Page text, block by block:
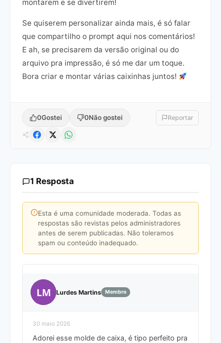
montarem e se divertirem!
Se quiserem personalizar ainda mais, é só falar
que compartilho o prompt aqui nos comentários!
E ah, se precisarem da versão original ou do
arquivo pra impressão, é só me dar um toque.
Bora criar e montar várias caixinhas juntos!
0Gostei 0Não gostei Reportar
1 Resposta
Esta é uma comunidade moderada. Todas as
respostas são revistas pelos administradores
antes de serem publicadas. Não toleramos
spam ou conteúdo inadequado.
LM Lurdes Martins Membro
30 maio 2026
Adorei esse molde de caixa, é tipo perfeito pra